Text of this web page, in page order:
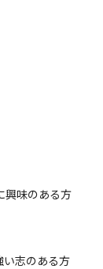
に挑むことができ
わることが可能で
興味のある方
い志のある方